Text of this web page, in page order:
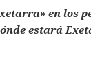
en los
estará